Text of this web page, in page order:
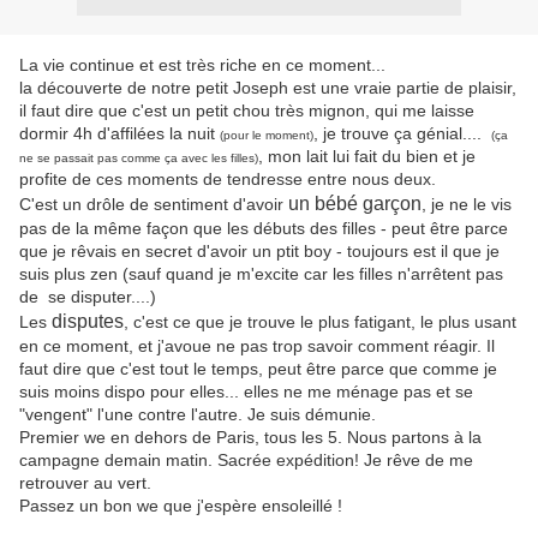
La vie continue et est très riche en ce moment...
la découverte de notre petit Joseph est une vraie partie de plaisir,
il faut dire que c'est un petit chou très mignon, qui me laisse
dormir 4h d'affilées la nuit (pour le moment) , je trouve ça génial....
(ça
ne se passait pas comme ça avec les filles)
, mon lait lui fait du bien et je
profite de ces moments de tendresse entre nous deux.
C'est un drôle de sentiment d'avoir un bébé garçon , je ne le vis
pas de la même façon que les débuts des filles - peut être parce
que je rêvais en secret d'avoir un ptit boy - toujours est il que je
suis plus zen (sauf quand je m'excite car les filles n'arrêtent pas
de se disputer....)
Les disputes , c'est ce que je trouve le plus fatigant, le plus usant
en ce moment, et j'avoue ne pas trop savoir comment réagir. Il
faut dire que c'est tout le temps, peut être parce que comme je
suis moins dispo pour elles... elles ne me ménage pas et se
"vengent" l'une contre l'autre. Je suis démunie.
Premier we en dehors de Paris, tous les 5. Nous partons à la
campagne demain matin. Sacrée expédition! Je rêve de me
retrouver au vert.
Passez un bon we que j'espère ensoleillé !